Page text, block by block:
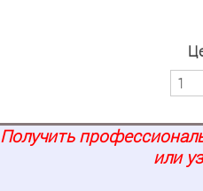
Получить
или